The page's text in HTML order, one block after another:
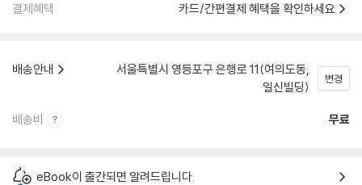
결제혜택 카드/간편결제 혜택을 확인하세요
배송안내
서울특별시 영등포구 은행로 11(여의도동,
일신빌딩)
변경
배송비 무료
eBook이 출간되면 알려드립니다.